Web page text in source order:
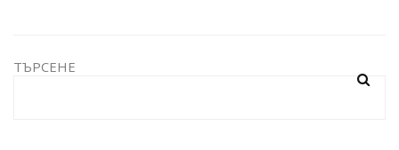
ТЪРСЕНЕ